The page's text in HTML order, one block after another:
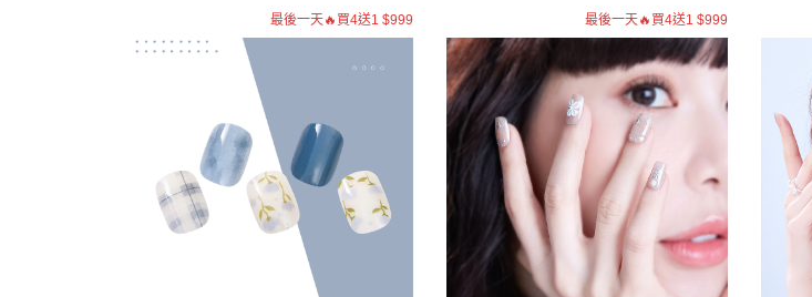
最後一天🔥買4送1 $999 最後一天🔥買4送1 $999